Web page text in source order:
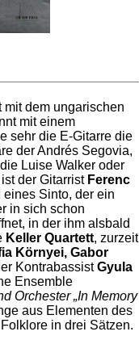
mit dem ungarischen
mit einem
sehr die E-Gitarre die
der Andrés Segovia,
Luise Walker oder
der Gitarrist Ferenc
Sinto, der ein
in sich schon
in der ihm alsbald
Keller Quartett, zurzeit
Környei, Gabor
KontrabassistGyula
Ensemble
Orchester „In Memory
aus Elementen des
in drei Sätzen.